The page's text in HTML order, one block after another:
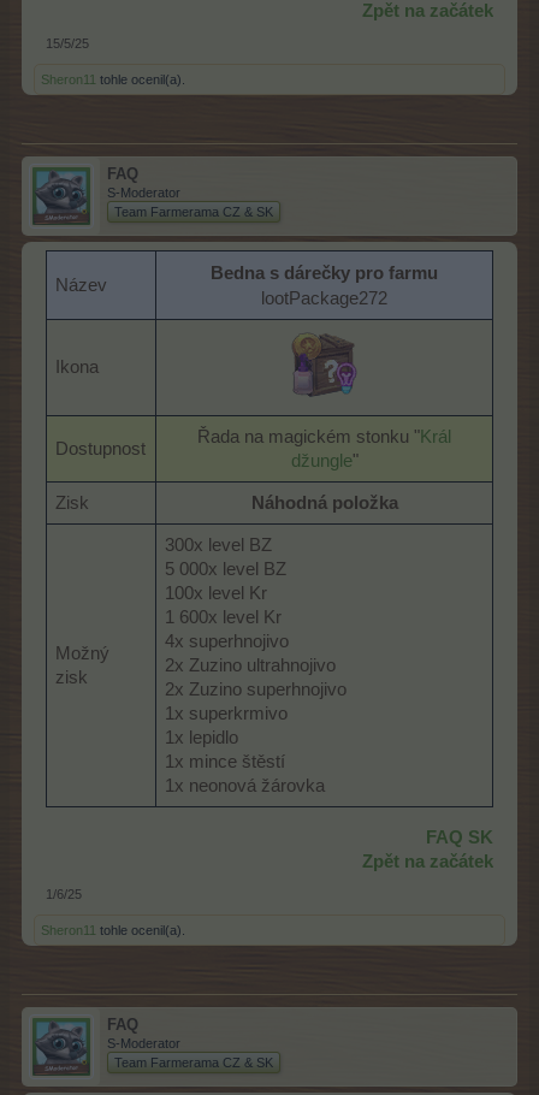
Zpět na začátek
15/5/25
Sheron11 tohle ocenil(a).
FAQ
S-Moderator
Team Farmerama CZ & SK
Název
Bedna s dárečky pro farmu
lootPackage272
Ikona
Dostupnost
Řada na magickém stonku "Král
džungle"​
Zisk Náhodná položka
Možný
zisk
300x level BZ
5 000x level BZ
100x level Kr
1 600x level Kr
4x superhnojivo
2x Zuzino ultrahnojivo
2x Zuzino superhnojivo
1x superkrmivo
1x lepidlo
1x mince štěstí
1x neonová žárovka
FAQ SK
Zpět na začátek
1/6/25
Sheron11 tohle ocenil(a).
FAQ
S-Moderator
Team Farmerama CZ & SK